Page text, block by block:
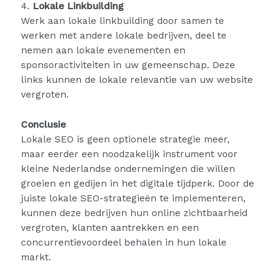
4. Lokale Linkbuilding
Werk aan lokale linkbuilding door samen te
werken met andere lokale bedrijven, deel te
nemen aan lokale evenementen en
sponsoractiviteiten in uw gemeenschap. Deze
links kunnen de lokale relevantie van uw website
vergroten.
Conclusie
Lokale SEO is geen optionele strategie meer,
maar eerder een noodzakelijk instrument voor
kleine Nederlandse ondernemingen die willen
groeien en gedijen in het digitale tijdperk. Door de
juiste lokale SEO-strategieën te implementeren,
kunnen deze bedrijven hun online zichtbaarheid
vergroten, klanten aantrekken en een
concurrentievoordeel behalen in hun lokale
markt.